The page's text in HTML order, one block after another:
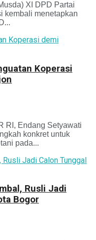
XI DPD Partai
kembali menetapkan
Koperasi
RI, Endang Setyawati
konkret untuk
pada...
Rusli Jadi
Bogor